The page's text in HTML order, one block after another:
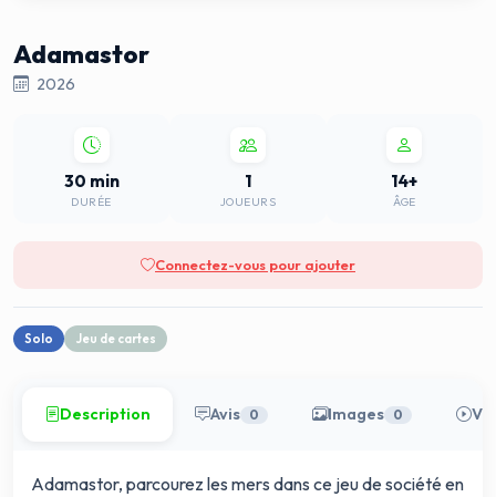
Adamastor
2026
30 min
DURÉE
1
JOUEURS
14+
ÂGE
Connectez-vous pour ajouter
Solo Jeu de cartes
Description Avis 0 Images 0
Adamastor, parcourez les mers dans ce jeu de société en